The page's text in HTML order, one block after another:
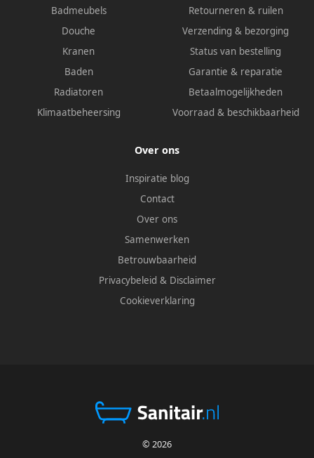
Badmeubels
Douche
Kranen
Baden
Radiatoren
Klimaatbeheersing
Retourneren & ruilen
Verzending & bezorging
Status van bestelling
Garantie & reparatie
Betaalmogelijkheden
Voorraad & beschikbaarheid
Over ons
Inspiratie blog
Contact
Over ons
Samenwerken
Betrouwbaarheid
Privacybeleid & Disclaimer
Cookieverklaring
© 2026